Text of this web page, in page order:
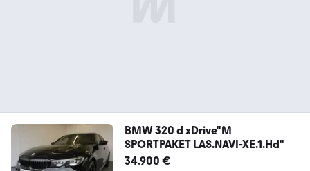
BMW 320 d xDrive"M
SPORTPAKET LAS.NAVI-XE.1.Hd"
34.900 €